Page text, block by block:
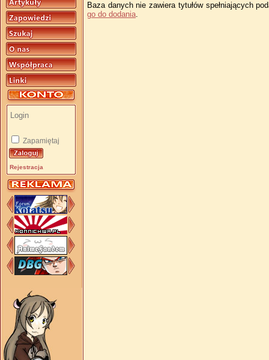
Zapamiętaj
Rejestracja
Baza danych nie zawiera tytułów spełniających
go do dodania.